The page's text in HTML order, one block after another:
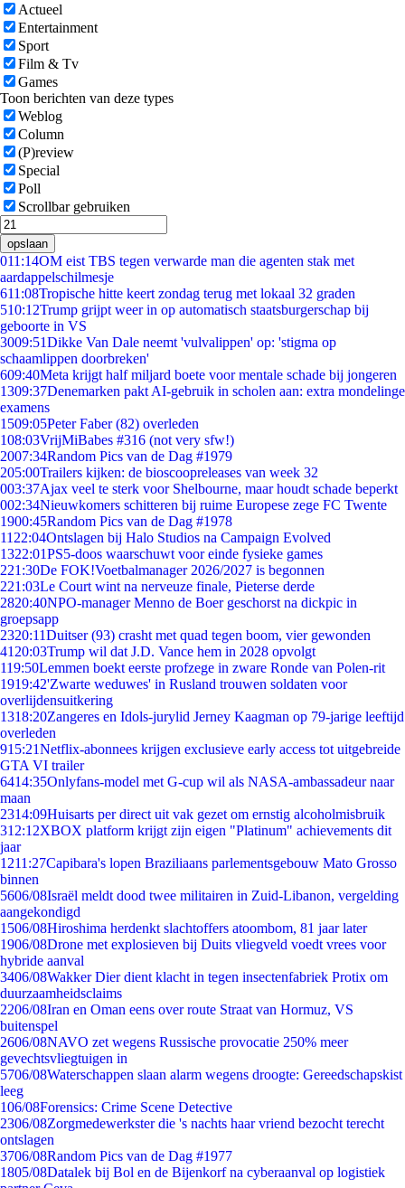
Actueel
Entertainment
Sport
Film & Tv
Games
Toon berichten van deze types
Weblog
Column
(P)review
Special
Poll
Scrollbar gebruiken
opslaan
011:14OM eist TBS tegen verwarde man die agenten stak met
aardappelschilmesje
611:08Tropische hitte keert zondag terug met lokaal 32 graden
510:12Trump grijpt weer in op automatisch staatsburgerschap bij
geboorte in VS
3009:51Dikke Van Dale neemt 'vulvalippen' op: 'stigma op
schaamlippen doorbreken'
609:40Meta krijgt half miljard boete voor mentale schade bij jongeren
1309:37Denemarken pakt AI-gebruik in scholen aan: extra mondelinge
examens
1509:05Peter Faber (82) overleden
108:03VrijMiBabes #316 (not very sfw!)
2007:34Random Pics van de Dag #1979
205:00Trailers kijken: de bioscoopreleases van week 32
003:37Ajax veel te sterk voor Shelbourne, maar houdt schade beperkt
002:34Nieuwkomers schitteren bij ruime Europese zege FC Twente
1900:45Random Pics van de Dag #1978
11 22:04Ontslagen bij Halo Studios na Campaign Evolved
1322:01PS5-doos waarschuwt voor einde fysieke games
221:30De FOK!Voetbalmanager 2026/2027 is begonnen
221:03Le Court wint na nerveuze finale, Pieterse derde
2820:40NPO-manager Menno de Boer geschorst na dickpic in
groepsapp
2320:11Duitser (93) crasht met quad tegen boom, vier gewonden
41 20:03Trump wil dat J.D. Vance hem in 2028 opvolgt
119:50Lemmen boekt eerste profzege in zware Ronde van Polen-rit
1919:42'Zwarte weduwes' in Rusland trouwen soldaten voor
overlijdensuitkering
1318:20Zangeres en Idols-jurylid Jerney Kaagman op 79-jarige leeftijd
overleden
915:21Netflix-abonnees krijgen exclusieve early access tot uitgebreide
GTA VI trailer
6414:35Onlyfans-model met G-cup wil als NASA-ambassadeur naar
maan
2314:09Huisarts per direct uit vak gezet om ernstig alcoholmisbruik
312:12XBOX platform krijgt zijn eigen "Platinum" achievements dit
jaar
1211:27Capibara's lopen Braziliaans parlementsgebouw Mato Grosso
binnen
5606/08Israël meldt dood twee militairen in Zuid-Libanon, vergelding
aangekondigd
1506/08Hiroshima herdenkt slachtoffers atoombom, 81 jaar later
1906/08Drone met explosieven bij Duits vliegveld voedt vrees voor
hybride aanval
3406/08Wakker Dier dient klacht in tegen insectenfabriek Protix om
duurzaamheidsclaims
2206/08Iran en Oman eens over route Straat van Hormuz, VS
buitenspel
2606/08NAVO zet wegens Russische provocatie 250% meer
gevechtsvliegtuigen in
5706/08Waterschappen slaan alarm wegens droogte: Gereedschapskist
leeg
106/08Forensics: Crime Scene Detective
2306/08Zorgmedewerkster die 's nachts haar vriend bezocht terecht
ontslagen
3706/08Random Pics van de Dag #1977
1805/08Datalek bij Bol en de Bijenkorf na cyberaanval op logistiek